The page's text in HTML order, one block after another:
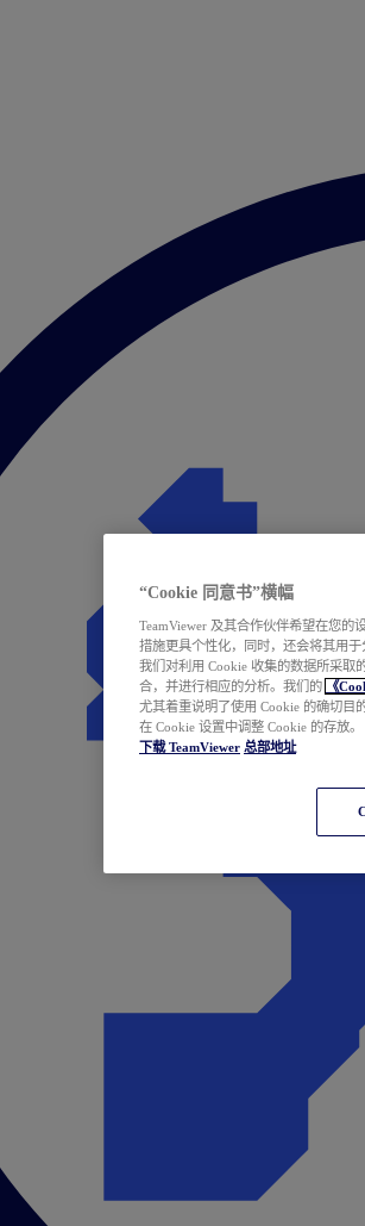
“Cookie 同意书”横幅
TeamViewer 及其合作伙伴希望在您的
措施更具个性化，同时，还会将其用
我们对利用 Cookie 收集的数据所采取
合，并进行相应的分析。我们的
《
尤其着重说明了使用 Cookie 的确切目
在 Cookie 设置中调整 Cookie 的存放。
下载 TeamViewer 总部地址